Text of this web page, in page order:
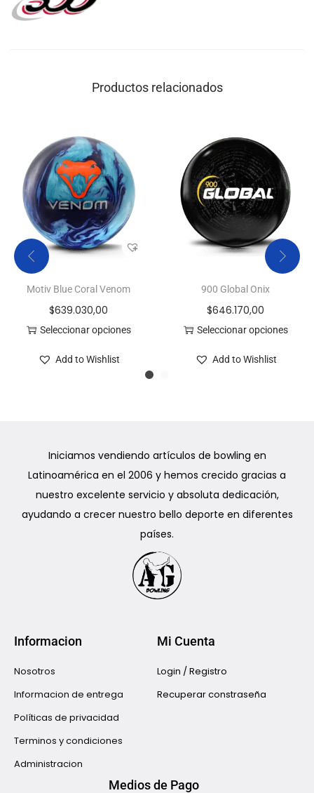
Productos relacionados
Motiv Blue Coral Venom
$639.030,00
Seleccionar opciones
Add to Wishlist
900 Global Onix
$646.170,00
Seleccionar opciones
Add to Wishlist
Iniciamos vendiendo artículos de bowling en
Latinoamérica en el 2006 y hemos crecido gracias a
nuestro excelente servicio y absoluta dedicación,
ayudando a crecer nuestro bello deporte en diferentes
países.
Informacion
Nosotros
Informacion de entrega
Políticas de privacidad
Terminos y condiciones
Administracion
Mi Cuenta
Login / Registro
Recuperar constraseña
Medios de Pago